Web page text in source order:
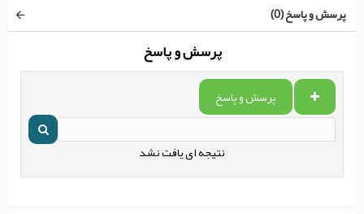
پرسش و پاسخ (0)
پرسش و پاسخ
پرسش و پاسخ
نتیجه ای یافت نشد